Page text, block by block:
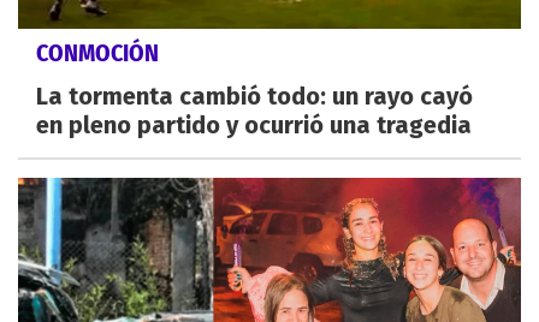
CONMOCIÓN
La tormenta cambió todo: un rayo cayó
en pleno partido y ocurrió una tragedia